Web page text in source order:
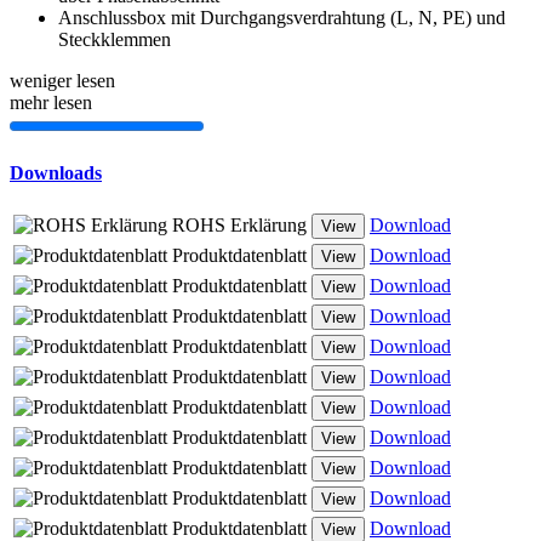
Anschlussbox mit Durchgangsverdrahtung (L, N, PE) und
Steckklemmen
weniger lesen
mehr lesen
Downloads
ROHS Erklärung View
Download
Produktdatenblatt
View
Download
Produktdatenblatt
View
Download
Produktdatenblatt
View
Download
Produktdatenblatt
View
Download
Produktdatenblatt
View
Download
Produktdatenblatt
View
Download
Produktdatenblatt
View
Download
Produktdatenblatt
View
Download
Produktdatenblatt
View
Download
Produktdatenblatt
View Download